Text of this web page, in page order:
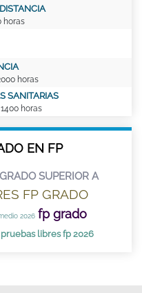
horas
horas
SANITARIAS
horas
EN FP
SUPERIOR A
FP GRADO
2026 fp grado
pruebas libres fp 2026